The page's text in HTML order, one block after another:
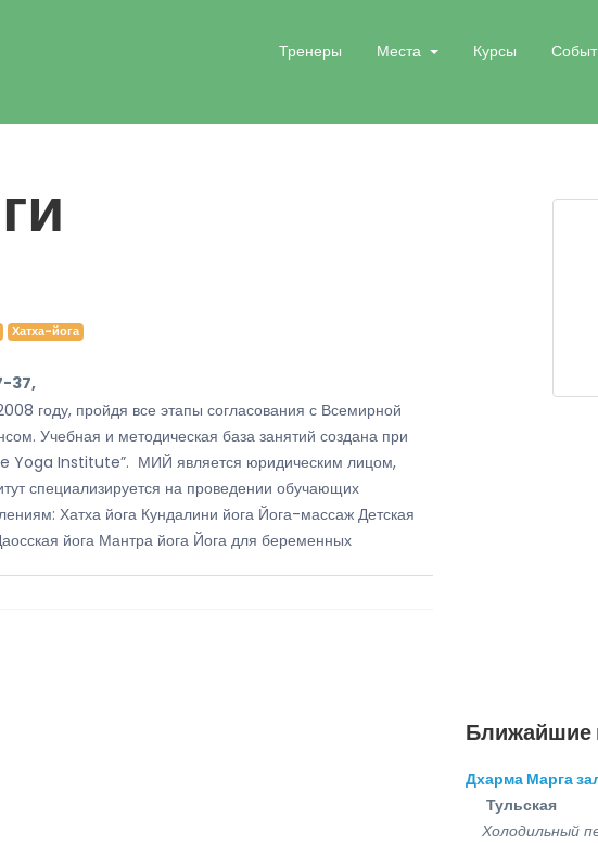
Тренеры Места Курсы
Хатха-йога
37,
году, пройдя все этапы согласования с Всемирной
Учебная и методическая база занятий создана при
Yoga Institute”. МИЙ является юридическим лицом,
специализируется на проведении обучающих
Хатха йога Кундалини йога Йога-массаж Детская
йога Мантра йога Йога для беременных
Ближайшие
Дхарма Марга
Тульская
Холодильный